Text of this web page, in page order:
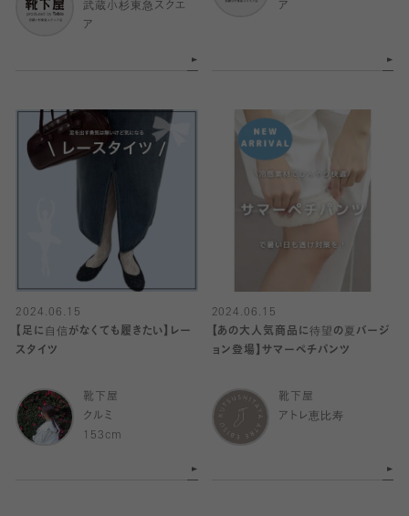
武蔵小杉東急スクエ
ア
ア
2024.06.15
【足に自信がなくても履きたい】レー
スタイツ
靴下屋
クルミ
153cm
2024.06.15
【あの大人気商品に待望の夏バージ
ョン登場】サマーペチパンツ
靴下屋
アトレ恵比寿